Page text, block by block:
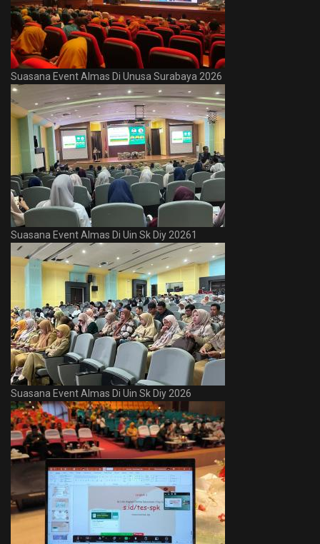
Suasana Event Almas Di Unusa Surabaya 2026
Suasana Event Almas Di Uin Sk Diy 20261
Suasana Event Almas Di Uin Sk Diy 2026